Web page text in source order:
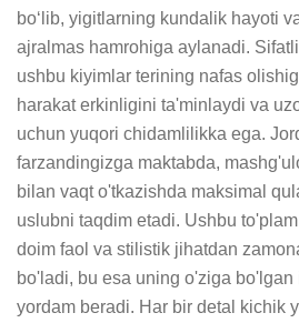
boʻlib, yigitlarning kundalik hayoti
ajralmas hamrohiga aylanadi.
ushbu kiyimlar terining nafas
harakat erkinligini ta'minlaydi va
uchun yuqori chidamlilikka ega.
farzandingizga maktabda,
bilan vaqt o'tkazishda maksimal
uslubni taqdim etadi. Ushbu
doim faol va stilistik jihatdan
bo'ladi, bu esa uning o'ziga
yordam beradi. Har bir detal kichik